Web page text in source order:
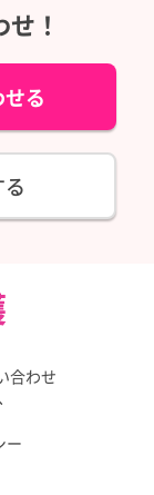
！
る
合わせ
ー